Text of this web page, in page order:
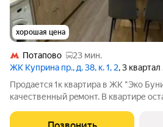
хорошая цена
Потапово
23 мин.
ЖК Куприна пр., д. 38, к. 1, 2, 3
Продается 1к квартира в ЖК "Эко
качественный peмoнт. В квартире
метро Новомосковская (25-30 мин по